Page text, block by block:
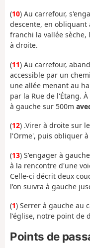
(10) Au carrefour,
descente, en obliquant
franchi la vallée sèche,
à droite.
(11) Au carrefour,
accessible par un
une allée menant au
par la Rue de l'Étang.
à gauche sur 500m
(12) .Virer à droite sur
l'Orme', puis obliquer
(13) S'engager à
à la rencontre d'une
Celle-ci décrit deux
l'on suivra à gauche
(1) Serrer à gauche au
l'église, notre point de
Points de